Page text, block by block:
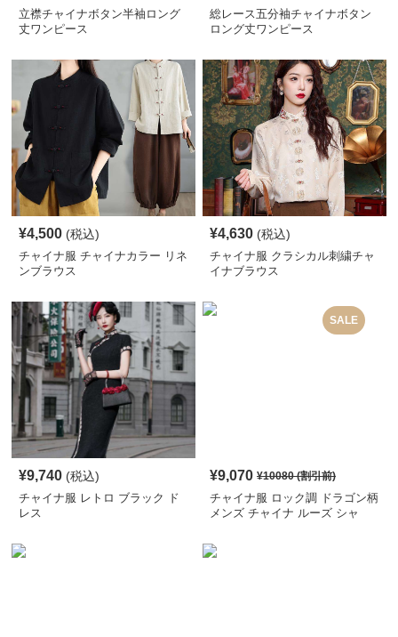
立襟チャイナボタン半袖ロング
丈ワンピース
総レース五分袖チャイナボタン
ロング丈ワンピース
¥4,500 (税込)
チャイナ服 チャイナカラー リネ
ンブラウス
¥4,630 (税込)
チャイナ服 クラシカル刺繍チャ
イナブラウス
¥9,740 (税込)
チャイナ服 レトロ ブラック ド
レス
SALE
¥9,070 ¥10080(割引前)
チャイナ服 ロック調 ドラゴン柄
メンズ チャイナ ルーズ シャ